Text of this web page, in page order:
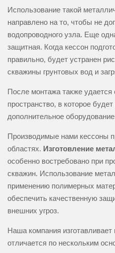
Использование такой
направлено на то, чтобы не
водопроводного узла. Еще
защитная. Когда кессон
правильно, будет устранен
скважины грунтовых вод и
После монтажа также
пространство, в которое
дополнительное
Производимые нами кессоны
областях. Изготовление
особенно востребовано при
скважин. Использование
применению полимерных
обеспечить качественную
внешних угроз.
Наша компания изготавливает
отличается по нескольким